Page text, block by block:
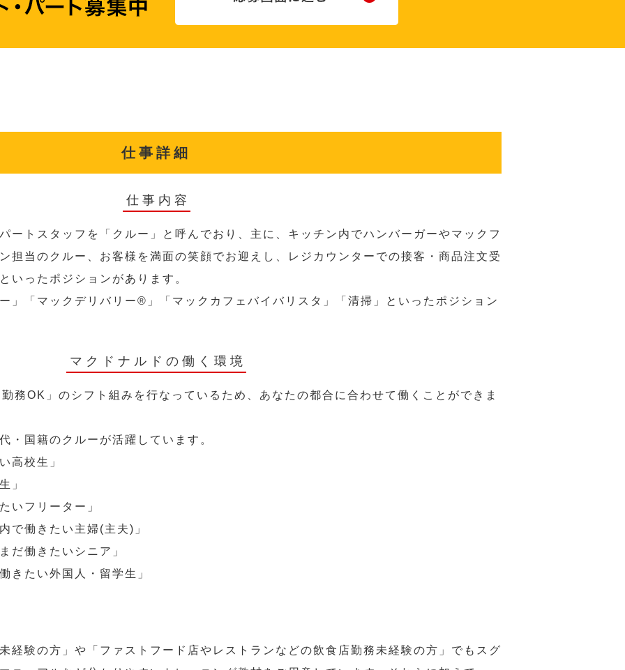
仕事詳細
仕事内容
ートスタッフを「クルー」と呼んでおり、主に、キッチン内でハンバーガーやマックフ
担当のクルー、お客様を満面の笑顔でお迎えし、レジカウンターでの接客・商品注文受
いったポジションがあります。
」「マックデリバリー®︎」「マックカフェバイバリスタ」「清掃」といったポジション
マクドナルドの働く環境
務OK」のシフト組みを行なっているため、あなたの都合に合わせて働くことができま
・国籍のクルーが活躍しています。
高校生」
」
いフリーター」
で働きたい主婦(主夫)」
だ働きたいシニア」
きたい外国人・留学生」
経験の方」や「ファストフード店やレストランなどの飲食店勤務未経験の方」でもスグ